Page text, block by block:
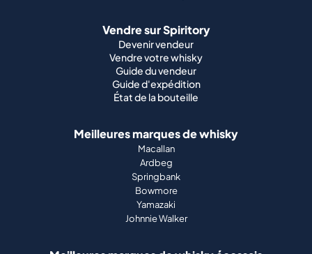
Vendre sur Spiritory
Devenir vendeur
Vendre votre whisky
Guide du vendeur
Guide d'expédition
État de la bouteille
Meilleures marques de whisky
Macallan
Ardbeg
Springbank
Bowmore
Yamazaki
Johnnie Walker